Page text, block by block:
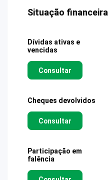
Situação financeira
Dívidas ativas e
vencidas
Consultar
Cheques devolvidos
Consultar
Participação em
falência